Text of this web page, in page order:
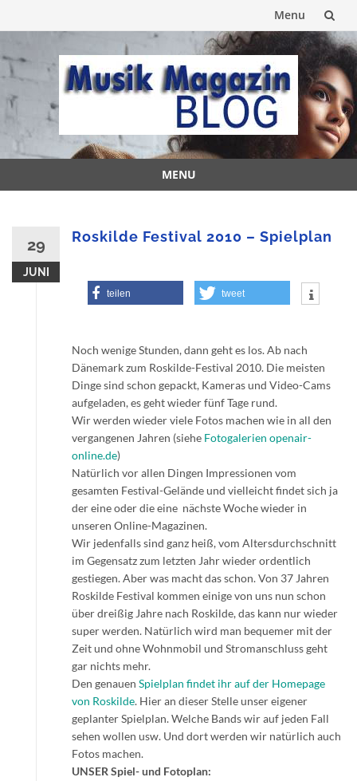
Menu
to
content
MENU
29
JUNI
Roskilde Festival 2010 – Spielplan
teilen tweet
Noch wenige Stunden, dann geht es los. Ab nach
Dänemark zum Roskilde-Festival 2010. Die meisten
Dinge sind schon gepackt, Kameras und Video-Cams
aufgeladen, es geht wieder fünf Tage rund.
Wir werden wieder viele Fotos machen wie in all den
vergangenen Jahren (siehe Fotogalerien openair-
online.de)
Natürlich vor allen Dingen Impressionen vom
gesamten Festival-Gelände und vielleicht findet sich ja
der eine oder die eine nächste Woche wieder in
unseren Online-Magazinen.
Wir jedenfalls sind ganz heiß, vom Altersdurchschnitt
im Gegensatz zum letzten Jahr wieder ordentlich
gestiegen. Aber was macht das schon. Von 37 Jahren
Roskilde Festival kommen einige von uns nun schon
über dreißig Jahre nach Roskilde, das kann nur wieder
super werden. Natürlich wird man bequemer mit der
Zeit und ohne Wohnmobil und Stromanschluss geht
gar nichts mehr.
Den genauen Spielplan findet ihr auf der Homepage
von Roskilde. Hier an dieser Stelle unser eigener
geplanter Spielplan. Welche Bands wir auf jeden Fall
sehen wollen usw. Und dort werden wir natürlich auch
Fotos machen.
UNSER Spiel- und Fotoplan: